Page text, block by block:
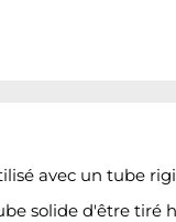
avec un tube
solide d'être tiré